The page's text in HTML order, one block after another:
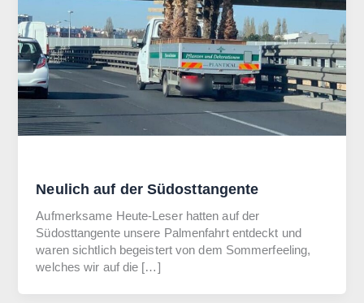
Neulich auf der Südosttangente
Aufmerksame Heute-Leser hatten auf der
Südosttangente unsere Palmenfahrt entdeckt und
waren sichtlich begeistert von dem Sommerfeeling,
welches wir auf die […]